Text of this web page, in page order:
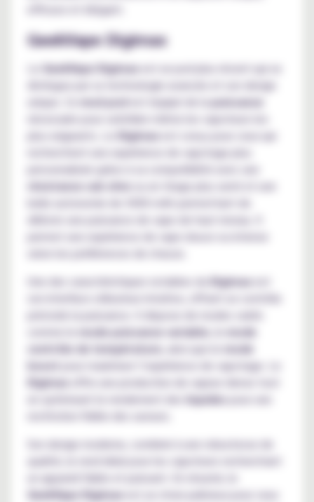
efficace et élégant.
GeekVape Digimax
GeekVape Digimaxest un pod plus récent qui se
distingue par sa technologie avancée et son design
unique. Ce
mod pod est équipé de lapuissance
nécessaire pour satisfaire même les vapoteurs les
plus exigeants. Le
Digimax
est conçu pour ceux qui
recherchent une expérience de vapotage plus
résistance sub ohm
ou en tirage plus serré et une
délivrer une puissance de vape de haut niveau. Il
permet une expérience de vape douce ou intense
Une des caractéristiques notables duDigimaxest
mode puissance variable
mode
contrôle de température
mode
boost
pour maximiser l’expérience de vapotage. Le
Digimax
offre une production de vapeur dense tout
liquides
Son design moderne, combiné à une robustesse de
qualité, le rend idéal pour les vapoteurs recherchant
un appareil fiable et puissant. En résumé, le
GeekVape Digimax
est un choix judicieux pour ceux